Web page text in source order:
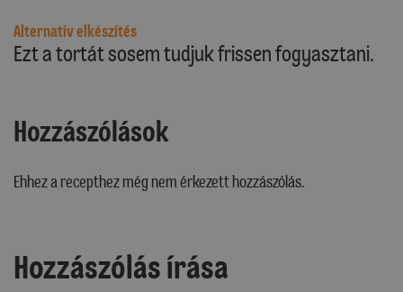
Alternatív elkészítés
Ezt a tortát sosem tudjuk frissen fogyasztani.
Hozzászólások
Ehhez a recepthez még nem érkezett hozzászólás.
Hozzászólás írása